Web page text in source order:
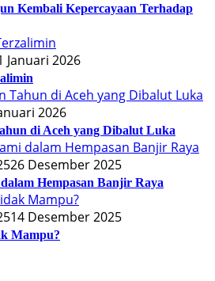
Kembali Kepercayaan Terhadap
Januari 2026
2026
di Aceh yang Dibalut Luka
26 Desember 2025
Hempasan Banjir Raya
14 Desember 2025
Mampu?